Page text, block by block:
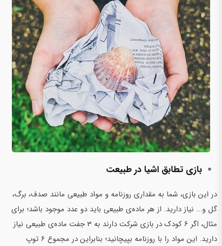
بازی تطابق اشیا در طبیعت
در این بازی، شما به مقداری روزنامه و مواد طبیعی مانند صدف، برگ،
گل و... نیاز دارید. از هر ماده‌ی طبیعی باید دو عدد موجود باشد؛ برای
مثال، اگر 6 کودک در بازی شرکت دارند به 3 جفت ماده‌ی طبیعی نیاز
دارید. این مواد را با روزنامه بپیچانید؛ بنابراین در مجموع 6 توپ